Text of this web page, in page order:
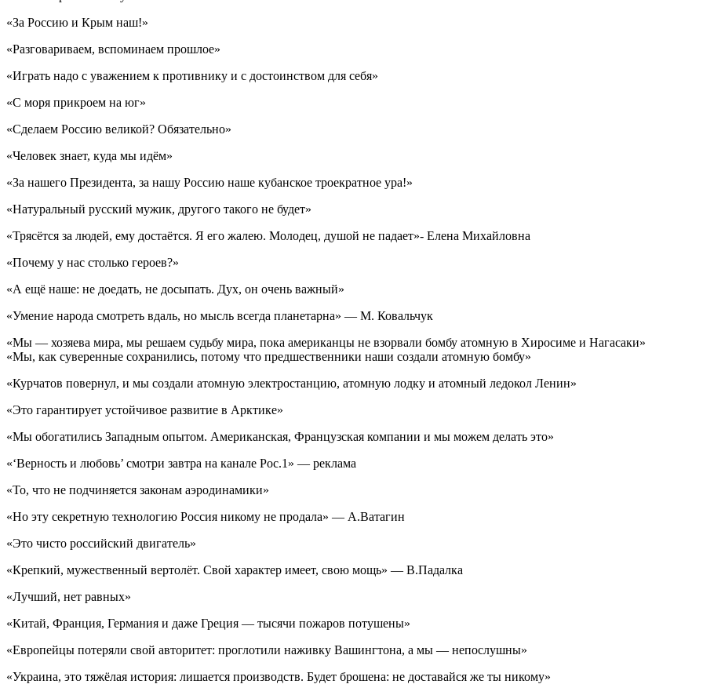
«За Россию и Крым наш!»
«Разговариваем, вспоминаем прошлое»
«Играть надо с уважением к противнику и с достоинством для себя»
«С моря прикроем на юг»
«Сделаем Россию великой? Обязательно»
«Человек знает, куда мы идём»
«За нашего Президента, за нашу Россию наше кубанское троекратное ура!»
«Натуральный русский мужик, другого такого не будет»
«Трясётся за людей, ему достаётся. Я его жалею. Молодец, душой не падает»- Елена Михайловна
«Почему у нас столько героев?»
«А ещё наше: не доедать, не досыпать. Дух, он очень важный»
«Умение народа смотреть вдаль, но мысль всегда планетарна» — М. Ковальчук
«Мы — хозяева мира, мы решаем судьбу мира, пока американцы не взорвали бомбу атомную в Хиросиме и Нагасаки»
«Мы, как суверенные сохранились, потому что предшественники наши создали атомную бомбу»
«Курчатов повернул, и мы создали атомную электростанцию, атомную лодку и атомный ледокол Ленин»
«Это гарантирует устойчивое развитие в Арктике»
«Мы обогатились Западным опытом. Американская, Французская компании и мы можем делать это»
«‘Верность и любовь’ смотри завтра на канале Рос.1» — реклама
«То, что не подчиняется законам аэродинамики»
«Но эту секретную технологию Россия никому не продала» — А.Ватагин
«Это чисто российский двигатель»
«Крепкий, мужественный вертолёт. Свой характер имеет, свою мощь» — В.Падалка
«Лучший, нет равных»
«Китай, Франция, Германия и даже Греция — тысячи пожаров потушены»
«Европейцы потеряли свой авторитет: проглотили наживку Вашингтона, а мы — непослушны»
«Украина, это тяжёлая история: лишается производств. Будет брошена: не доставайся же ты никому»